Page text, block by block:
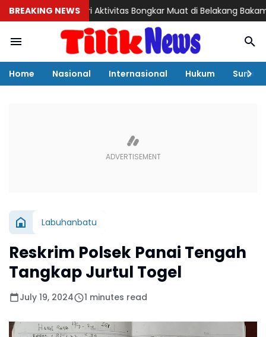
BREAKING NEWS
Misteri Aktivitas Bongkar Muat di Belakang Bakamla Barelang,
Home Nasional Internasional Hukum Sumut
Labuhanbatu
Reskrim Polsek Panai Tengah
Tangkap Jurtul Togel
July 19, 2024 1 minutes read